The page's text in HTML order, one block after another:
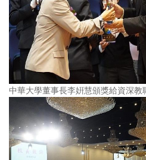
中華大學董事長李姸慧頒獎給資深教